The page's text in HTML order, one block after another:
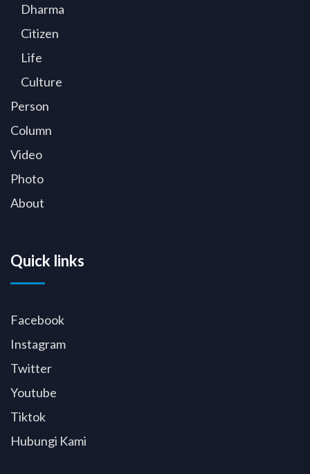
Dharma
Citizen
Life
Culture
Person
Column
Video
Photo
About
Quick links
Facebook
Instagram
Twitter
Youtube
Tiktok
Hubungi Kami